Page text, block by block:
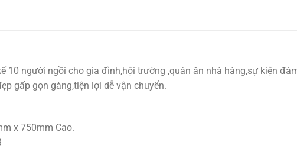
10 người ngồi cho gia đình,hội trường ,quán ăn nhà hàng,sự kiện
gấp gọn gàng,tiện lợi dễ vận chuyển.
x 750mm Cao.